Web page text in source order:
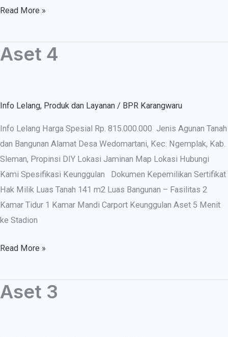
Read More »
Aset 4
Info Lelang, Produk dan Layanan / BPR Karangwaru
Info Lelang Harga Spesial Rp. 815.000.000 Jenis Agunan Tanah
dan Bangunan Alamat Desa Wedomartani, Kec. Ngemplak, Kab.
Sleman, Propinsi DIY Lokasi Jaminan Map Lokasi Hubungi
Kami Spesifikasi Keunggulan Dokumen Kepemilikan Sertifikat
Hak Milik Luas Tanah 141 m2 Luas Bangunan – Fasilitas 2
Kamar Tidur 1 Kamar Mandi Carport Keunggulan Aset 5 Menit
ke Stadion
Aset
Read More »
Aset 3
Aset